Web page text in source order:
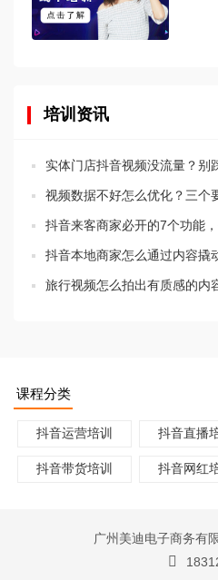
培训资讯
实体门店抖音视频没流量？别
视频数据不好怎么优化？三个
抖音来客商家必开的7个功能
抖音本地商家怎么通过内容撬
旅行视频怎么拍出有质感的内
课程分类
抖音运营培训 抖音直播
抖音带货培训 抖音网红
广州美迪电子商务有